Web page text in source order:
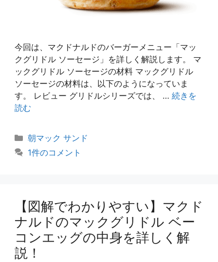
今回は、マクドナルドのバーガーメニュー「マッ
クグリドル ソーセージ」を詳しく解説します。 マ
ックグリドル ソーセージの材料 マックグリドル
ソーセージの材料は、以下のようになっていま
す。 レビュー グリドルシリーズでは、 … 続きを
読む
カ
テ
朝マック サンド
1件のコメント
【図解でわかりやすい】マクド
ナルドのマックグリドル ベー
コンエッグの中身を詳しく解
説！